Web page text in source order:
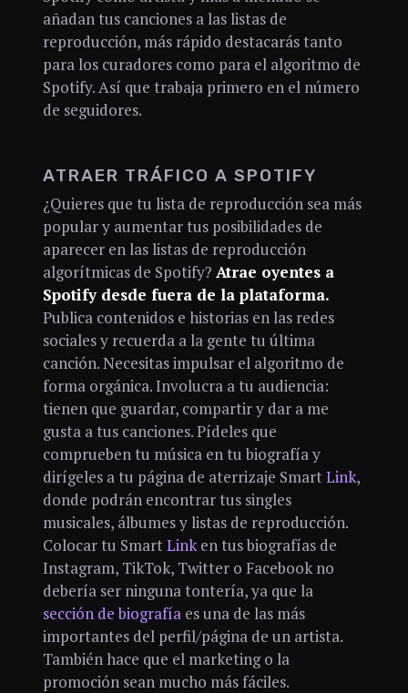
añadan tus canciones a las listas de
reproducción, más rápido destacarás tanto
para los curadores como para el algoritmo de
Spotify. Así que trabaja primero en el número
de seguidores.
ATRAER TRÁFICO A SPOTIFY
¿Quieres que tu lista de reproducción sea más
popular y aumentar tus posibilidades de
aparecer en las listas de reproducción
algorítmicas de Spotify? Atrae oyentes a
Spotify desde fuera de la plataforma.
Publica contenidos e historias en las redes
sociales y recuerda a la gente tu última
canción. Necesitas impulsar el algoritmo de
forma orgánica. Involucra a tu audiencia:
tienen que guardar, compartir y dar a me
gusta a tus canciones. Pídeles que
comprueben tu música en tu biografía y
dirígeles a tu página de aterrizaje SmartLink,
donde podrán encontrar tus singles
musicales, álbumes y listas de reproducción.
Colocar tu SmartLinken tus biografías de
Instagram, TikTok, Twitter o Facebook no
debería ser ninguna tontería, ya que la
sección de biografíaes una de las más
importantes del perfil/página de un artista.
También hace que el marketing o la
promoción sean mucho más fáciles.